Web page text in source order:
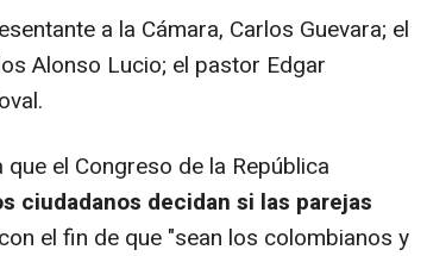
a la Cámara, Carlos Guevara; el
Alonso Lucio; el pastor Edgar
el Congreso de la República
ciudadanos decidan si las parejas
el fin de que "sean los colombianos y